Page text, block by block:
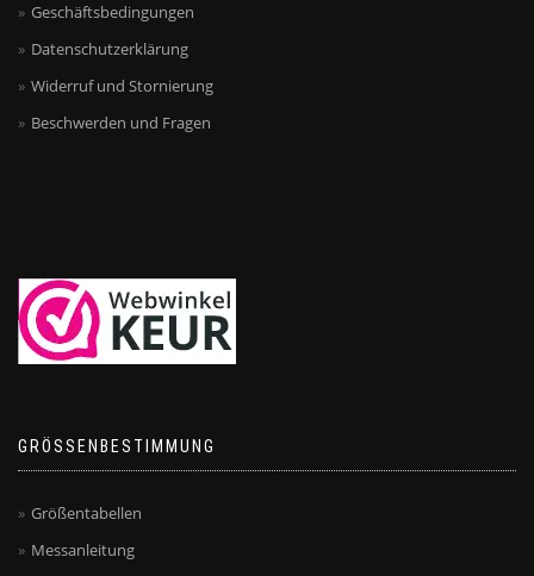
Geschäftsbedingungen
Datenschutzerklärung
Widerruf und Stornierung
Beschwerden und Fragen
GRÖSSENBESTIMMUNG
Größentabellen
Messanleitung